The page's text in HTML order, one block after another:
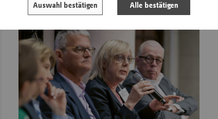
Auswahl bestätigen Alle bestätigen